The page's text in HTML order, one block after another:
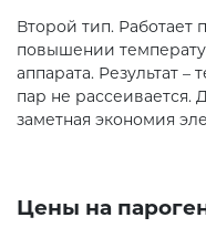
Второй тип. Работает
повышении
аппарата. Результат –
пар не рассеивается.
заметная экономия
Цены на